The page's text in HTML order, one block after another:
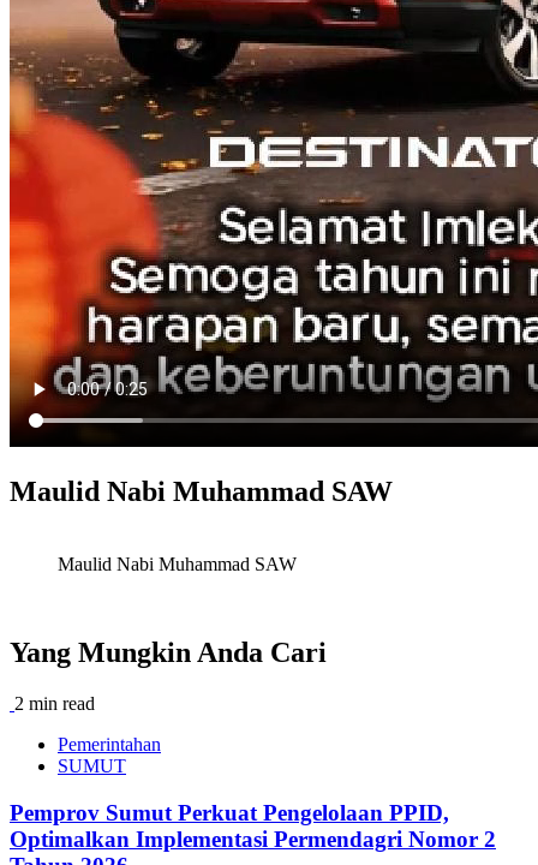
Maulid Nabi Muhammad SAW
Maulid Nabi Muhammad SAW
Yang Mungkin Anda Cari
2 min read
Pemerintahan
SUMUT
Pemprov Sumut Perkuat Pengelolaan PPID,
Optimalkan Implementasi Permendagri Nomor 2